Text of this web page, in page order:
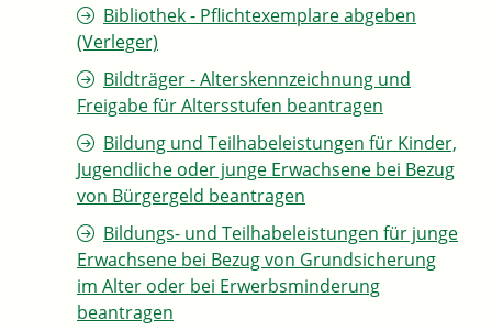
Bibliothek - Pflichtexemplare abgeben
(Verleger)
Bildträger - Alterskennzeichnung und
Freigabe für Altersstufen beantragen
Bildung und Teilhabeleistungen für Kinder,
Jugendliche oder junge Erwachsene bei Bezug
von Bürgergeld beantragen
Bildungs- und Teilhabeleistungen für junge
Erwachsene bei Bezug von Grundsicherung
im Alter oder bei Erwerbsminderung
beantragen